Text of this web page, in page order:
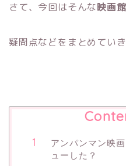
さて、今回はそんな映画
疑問点などをまとめてい
アンパンマン映
ューした？